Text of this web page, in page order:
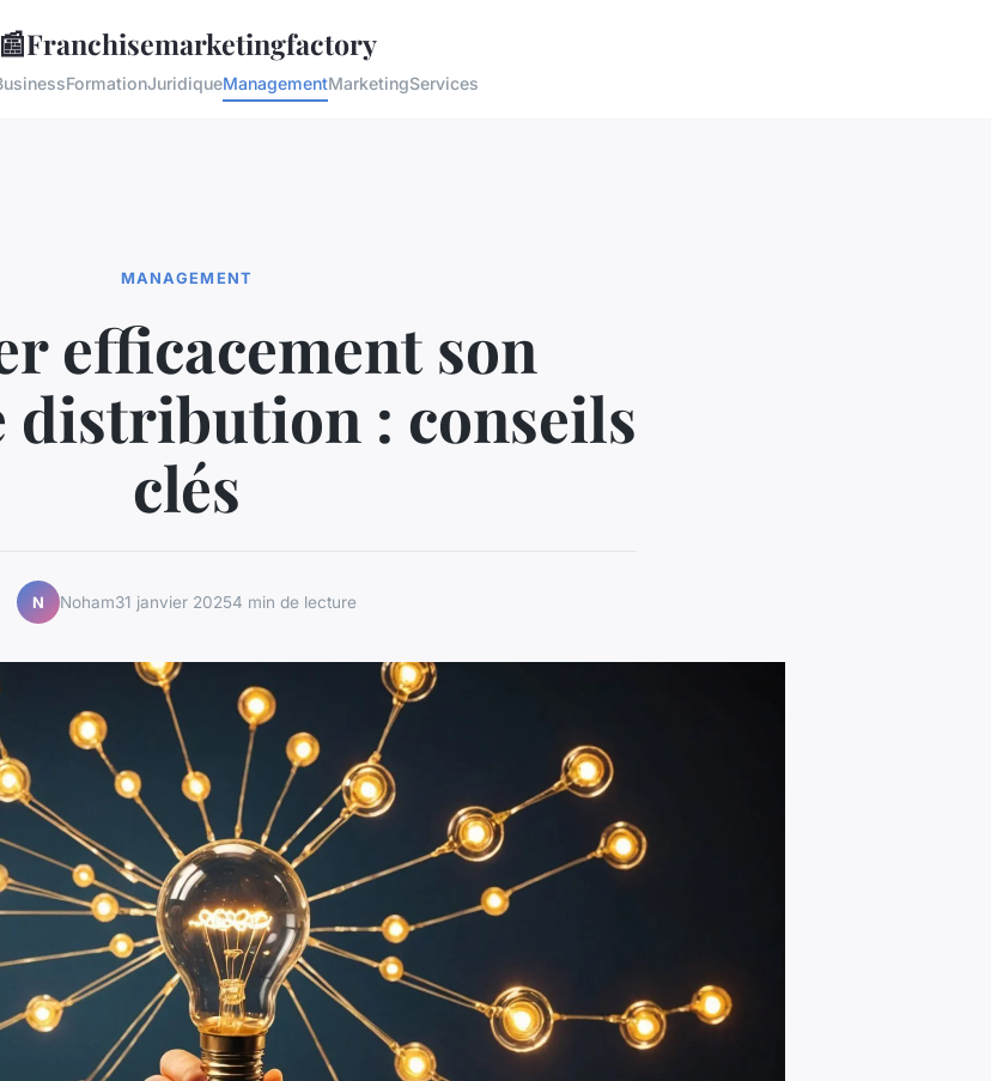
📰Franchisemarketingfactory
FormationJuridiqueManagementMarketingServices
MANAGEMENT
efficacement son
distribution : conseils
clés
N Noham31 janvier 20254 min de lecture